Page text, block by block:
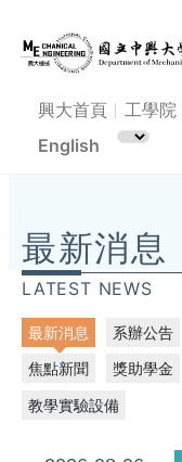
興大首頁 工學院
English
114學年度興人師
最新消息
LATEST NEWS
最新消息 系辦公告
焦點新聞
獎助學金
教學實驗設備